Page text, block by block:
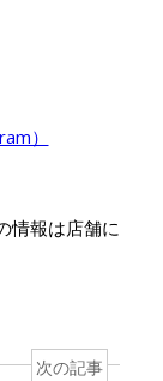
）
情報は店舗に
次の記事